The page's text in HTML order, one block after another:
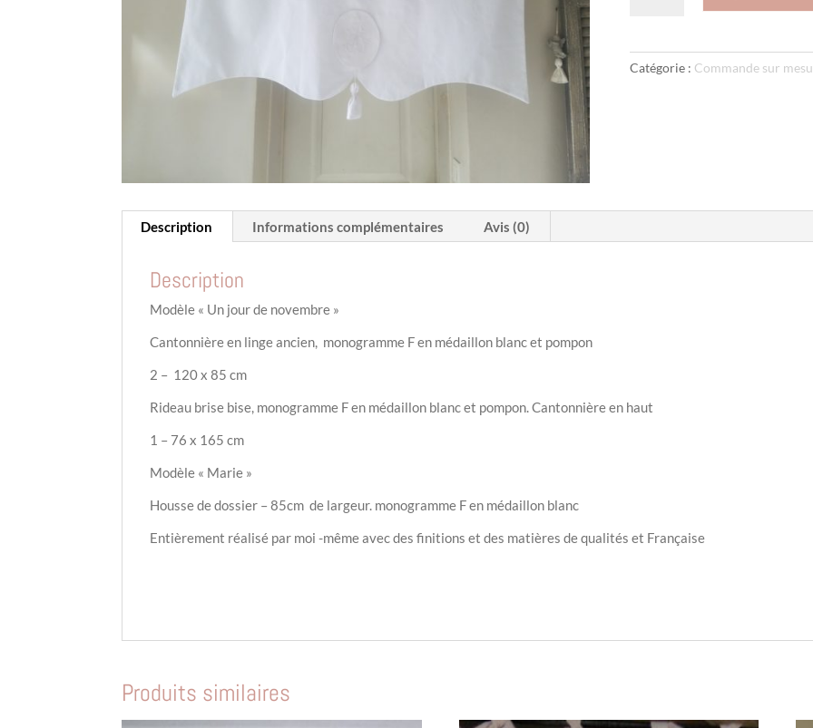
mesure
pour
Catégorie : Commande sur
Description Informations complémentaires Avis (0)
Description
Modèle « Un jour de novembre »
Cantonnière en linge ancien, monogramme F en médaillon blanc et pompon
2 – 120 x 85 cm
Rideau brise bise, monogramme F en médaillon blanc et pompon. Cantonnière en haut
1 – 76 x 165 cm
Modèle « Marie »
Housse de dossier – 85cm de largeur. monogramme F en médaillon blanc
Entièrement réalisé par moi -même avec des finitions et des matières de qualités et Française
Produits similaires